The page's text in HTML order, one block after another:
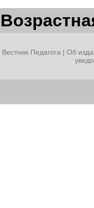
Вестник Педагога | Об